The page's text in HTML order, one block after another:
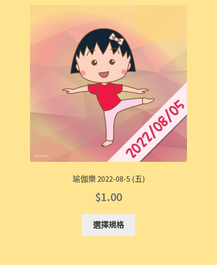
瑜伽樂 2022-08-5 (五)
$1.00
選擇規格